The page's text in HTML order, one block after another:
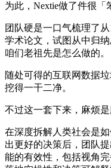
为此，Nextie做了件很「
团队硬是一口气梳理了从
学术论文，试图从中归
咱们老祖先是怎么做的。
随处可得的互联网数据
挖得一干二净。
不过这一套下来，麻烦
在深度拆解人类社会是
出更好的决策后，团队
能的有效性，包括视角